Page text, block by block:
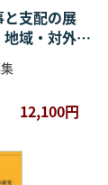
支配の展
域・対外関
12,100円